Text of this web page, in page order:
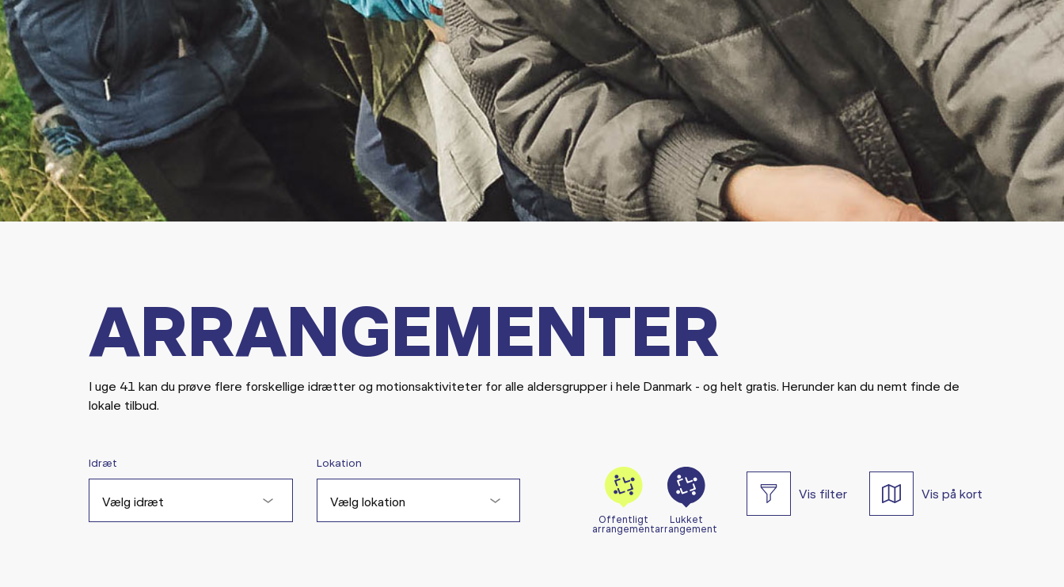
ARRANGEMENTER
I uge 41 kan du prøve flere forskellige idrætter og motionsaktiviteter for alle aldersgrupper i hele Danmark - og helt gratis. Herunder kan du nemt finde de
lokale tilbud.
Idræt
Vælg idræt
Lokation
Vælg lokation
Offentligt
arrangement
Lukket
arrangement
Vis filter Vis på kort